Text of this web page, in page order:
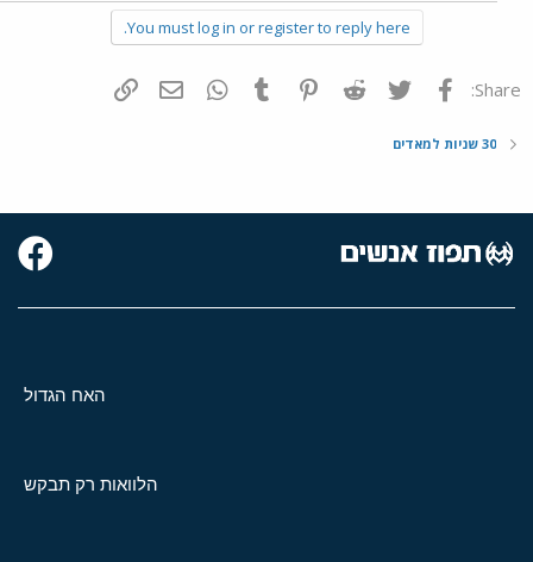
You must log in or register to reply here.
Share: פייסבוק Twitter
Reddit
Pinterest
Tumblr
WhatsAppדואר אלקטרוני
30 שניות למאדים
האח הגדול
הלוואות רק תבקש